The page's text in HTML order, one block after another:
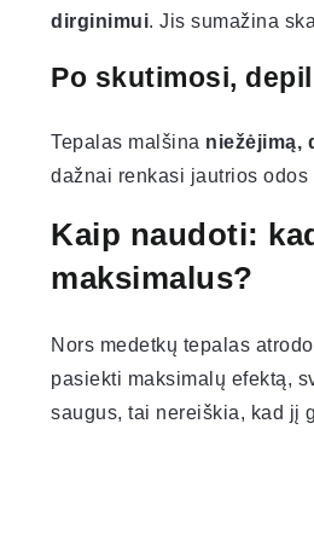
dirginimui. Jis sumažina
Po skutimosi,
Tepalas malšina niežėjimą,
dažnai renkasi jautrios
Kaip naudoti:
maksimalus?
Nors medetkų tepalas
pasiekti maksimalų efektą,
saugus, tai nereiškia, kad jį